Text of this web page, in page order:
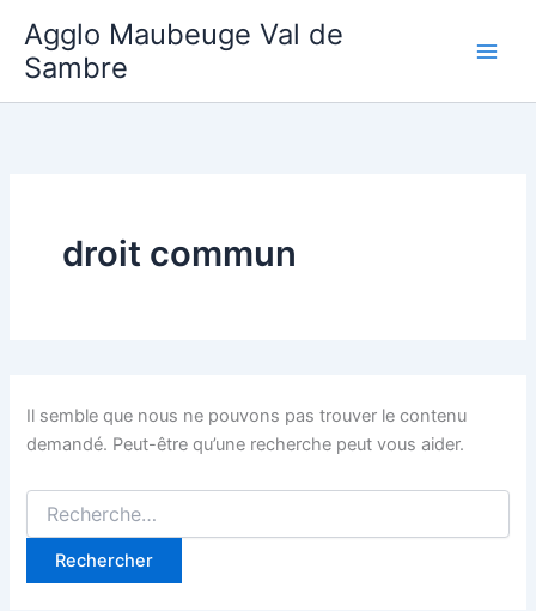
contenu
Agglo Maubeuge Val de
Sambre
droit commun
Il semble que nous ne pouvons pas trouver le contenu
demandé. Peut-être qu’une recherche peut vous aider.
Rechercher :